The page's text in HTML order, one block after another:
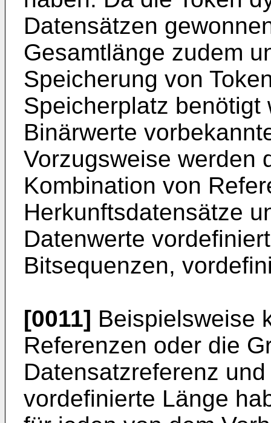
Datensätzen
Gesamtlänge zudem
Speicherung von
Speicherplatz
Binärwerte
Vorzugsweise werden
Kombination von
Herkunftsdatensätze
Datenwerte
Bitsequenzen,
[0011] Beispielsweise
Referenzen oder die
Datensatzreferenz
vordefinierte Länge